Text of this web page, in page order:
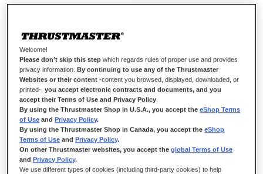
T3PA REFRESH KIT
EN RUPTURE DE STOCK
Kit de réparation T3PA
Kit de réparation pour pédaliers T3PA.
Welcome!
Please don’t skip this step which regards rules of proper use and provides
privacy information. By continuing to use any of the Thrustmaster
Websites or their content -content you browsed, displayed, downloaded, or
printed-,you accept electronic contracts and documents, and you
accept their Terms of Use and Privacy Policy.
By using the Thrustmaster Shop in U.S.A., you accept theeShop Terms
of Use and Privacy Policy.
By using the Thrustmaster Shop in Canada, you accept theeShop
Terms of Use and Privacy Policy.
On other Thrustmaster websites, you accept theglobal Terms of Use
and Privacy Policy.
We use different types of cookies (including third-party cookies) to help